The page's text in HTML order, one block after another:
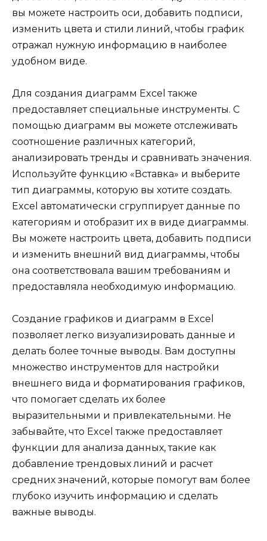
вы можете настроить оси, добавить подписи,
изменить цвета и стили линий, чтобы график
отражал нужную информацию в наиболее
удобном виде.
Для создания диаграмм Excel также
предоставляет специальные инструменты. С
помощью диаграмм вы можете отслеживать
соотношение различных категорий,
анализировать тренды и сравнивать значения.
Используйте функцию «Вставка» и выберите
тип диаграммы, которую вы хотите создать.
Excel автоматически сгруппирует данные по
категориям и отобразит их в виде диаграммы.
Вы можете настроить цвета, добавить подписи
и изменить внешний вид диаграммы, чтобы
она соответствовала вашим требованиям и
предоставляла необходимую информацию.
Создание графиков и диаграмм в Excel
позволяет легко визуализировать данные и
делать более точные выводы. Вам доступны
множество инструментов для настройки
внешнего вида и форматирования графиков,
что помогает сделать их более
выразительными и привлекательными. Не
забывайте, что Excel также предоставляет
функции для анализа данных, такие как
добавление трендовых линий и расчет
средних значений, которые помогут вам более
глубоко изучить информацию и сделать
важные выводы.